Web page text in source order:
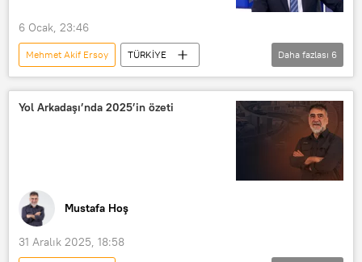
6 Ocak, 23:46
Mehmet Akif Ersoy
TÜRKİYE
Türkiye
Veyis Ateş
Çağatay Özdemir
Emirgan
Daha fazlası 6
Yol Arkadaşı’nda 2025’in özeti
Mustafa Hoş
31 Aralık 2025, 18:58